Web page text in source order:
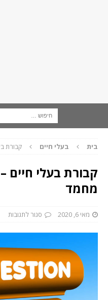
בית בעלי חיים קבורת
קבורת בעלי חיים
מחמד
מאי 6, 2020 סגור לתגובות